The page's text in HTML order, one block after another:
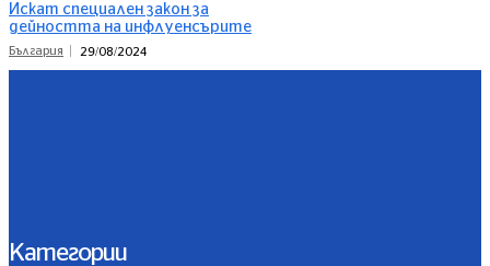
Искат специален закон за
дейността на инфлуенсърите
България 29/08/2024
Категории